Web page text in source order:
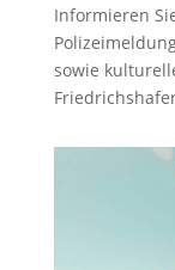
Informieren
sowie